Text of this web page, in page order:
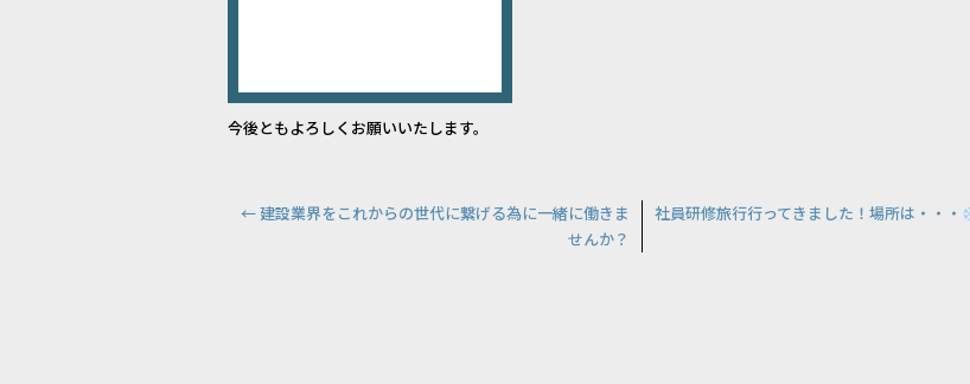
今後ともよろしくお願いいたします。
←建設業界をこれからの世代に繋げる為に一緒に働きま
せんか？
社員研修旅行行ってきました！場所は・・・